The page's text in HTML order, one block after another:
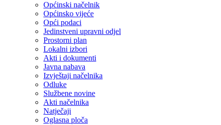
Općinski načelnik
Općinsko vijeće
Opći podaci
Jedinstveni upravni odjel
Prostorni plan
Lokalni izbori
Akti i dokumenti
Javna nabava
Izvještaji načelnika
Odluke
Službene novine
Akti načelnika
Natječaji
Oglasna ploča